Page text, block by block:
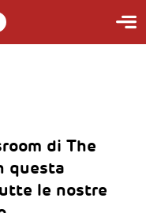
di The
questa
le nostre